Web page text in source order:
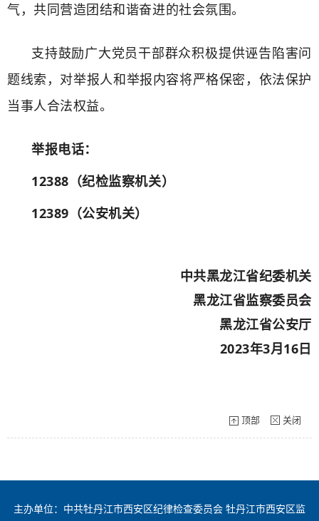
气，共同营造团结和谐奋进的社会氛围。
支持鼓励广大党员干部群众积极提供诬告陷害问
题线索，对举报人和举报内容将严格保密，依法保护
当事人合法权益。
举报电话：
12388（纪检监察机关）
12389（公安机关）
中共黑龙江省纪委机关
黑龙江省监察委员会
黑龙江省公安厅
2023年3月16日
顶部 关闭
主办单位：中共牡丹江市西安区纪律检查委员会 牡丹江市西安区监